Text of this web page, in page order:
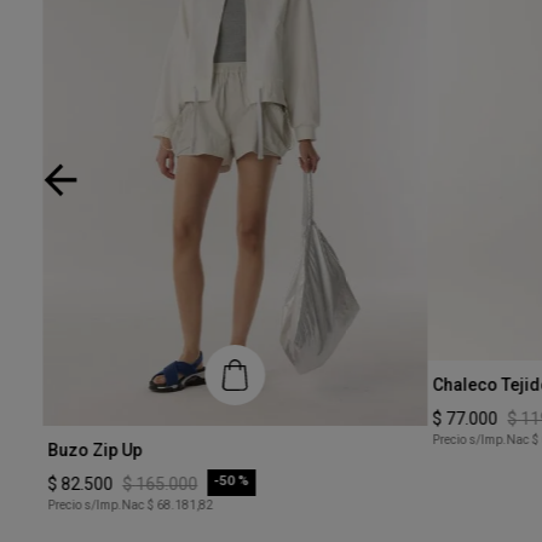
M
Buzo Zip Up
$ 82 500 $165.000 -50 %
Precio s/Imp.Nac $ 68.181,82
L
Chaleco
$ 77.000 $
Precio s/Imp.Nac $